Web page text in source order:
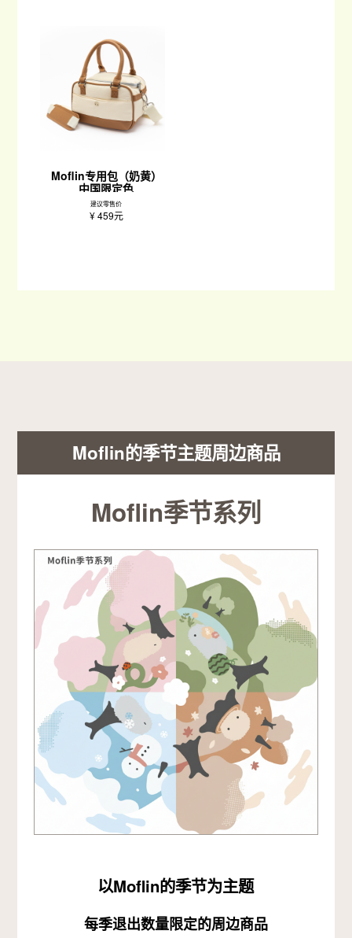
Moflin专用包（奶黄）
中国限定色
建议零售价
¥ 459元
Moflin的季节主题周边商品
Moflin季节系列
以Moflin的季节为主题
每季退出数量限定的周边商品